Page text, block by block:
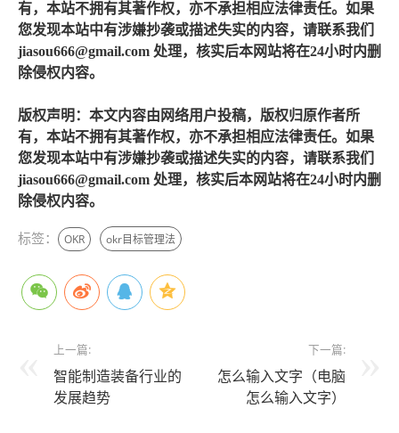
有，本站不拥有其著作权，亦不承担相应法律责任。如果
您发现本站中有涉嫌抄袭或描述失实的内容，请联系我们
jiasou666@gmail.com 处理，核实后本网站将在24小时内删
除侵权内容。
版权声明：本文内容由网络用户投稿，版权归原作者所
有，本站不拥有其著作权，亦不承担相应法律责任。如果
您发现本站中有涉嫌抄袭或描述失实的内容，请联系我们
jiasou666@gmail.com 处理，核实后本网站将在24小时内删
除侵权内容。
标签： OKR okr目标管理法
上一篇:
智能制造装备行业的
发展趋势
下一篇:
怎么输入文字（电脑
怎么输入文字）